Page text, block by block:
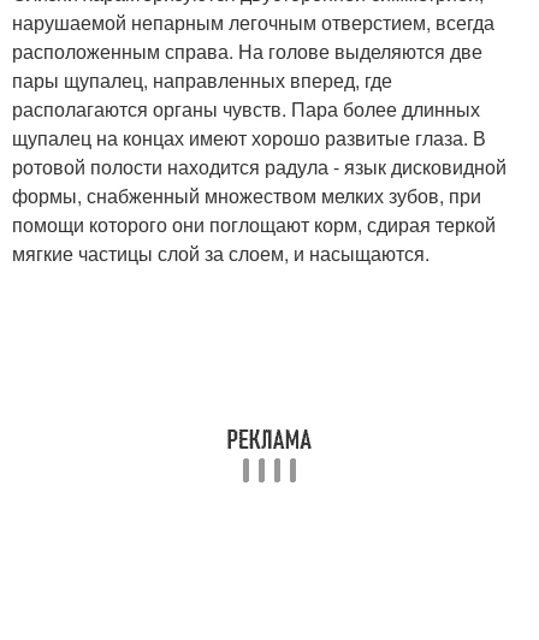
нарушаемой непарным легочным отверстием, всегда
расположенным справа. На голове выделяются две
пары щупалец, направленных вперед, где
располагаются органы чувств. Пара более длинных
щупалец на концах имеют хорошо развитые глаза. В
ротовой полости находится радула - язык дисковидной
формы, снабженный множеством мелких зубов, при
помощи которого они поглощают корм, сдирая теркой
мягкие частицы слой за слоем, и насыщаются.